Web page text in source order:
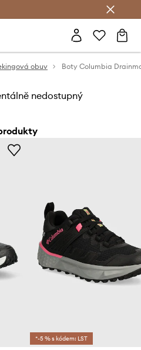
obuv Boty Columbia
nedostupný
*-5 % s kódem: LST